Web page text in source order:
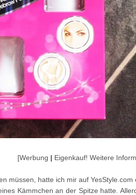
[Werbung | Eigenkauf! Weitere
müssen, hatte ich mir auf
Kämmchen an der Spitze hatte.